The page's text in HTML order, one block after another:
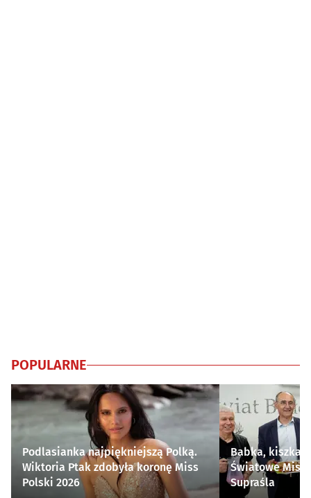
POPULARNE
Podlasianka najpiękniejszą Polką.
Wiktoria Ptak zdobyła koronę Miss
Polski 2026
Babka, kiszka i
Światowe
Supraśla